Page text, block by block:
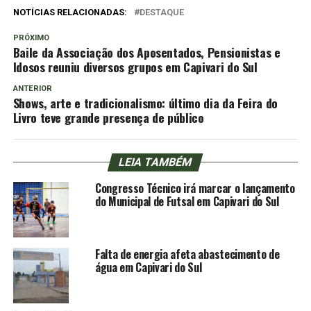
NOTÍCIAS RELACIONADAS: DESTAQUE
PRÓXIMO
Baile da Associação dos Aposentados, Pensionistas e
Idosos reuniu diversos grupos em Capivari do Sul
ANTERIOR
Shows, arte e tradicionalismo: último dia da Feira do
Livro teve grande presença de público
LEIA TAMBÉM
Congresso Técnico irá marcar o lançamento
do Municipal de Futsal em Capivari do Sul
Falta de energia afeta abastecimento de
água em Capivari do Sul